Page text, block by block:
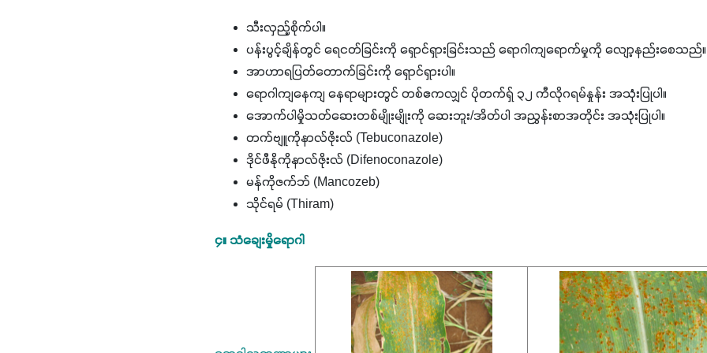
သီးလှည့်စိုက်ပါ။
ပန်းပွင့်ချိန်တွင် ရေငတ်ခြင်းကို ရှောင်ရှားခြင်းသည် ရောဂါကျရောက်မှုကို လျော့နည်းစေသည်
အာဟာရပြတ်တောက်ခြင်းကို ရှောင်ရှားပါ။
ရောဂါကျနေကျ နေရာများတွင် တစ်ဧကလျှင် ပိုတက်ရှ် ၃၂ ကီလိုဂရမ်နှုန်း အသုံးပြုပါ။
အောက်ပါမှိုသတ်ဆေးတစ်မျိုးမျိုးကို ဆေးဘူး/အိတ်ပါ အညွှန်းစာအတိုင်း အသုံးပြုပါ။
တက်ဗျူကိုနာလ်ဇိုးလ် (Tebuconazole)
ဒိုင်ဖီနိုကိုနာလ်ဇိုးလ် (Difenoconazole)
မန်ကိုဇက်ဘ် (Mancozeb)
သိုင်ရမ် (Thiram)
၄။ သံချေးမှိုရောဂါ